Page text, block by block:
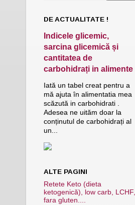
DE ACTUALITATE !
Indicele glicemic,
sarcina glicemică și
cantitatea de
carbohidrați in alimente
Iată un tabel creat pentru a
mă ajuta în alimentatia mea
scăzută in carbohidrati .
Adesea ne uităm doar la
conținutul de carbohidrați al
un...
ALTE PAGINI
Retete Keto (dieta
ketogenică), low carb, LCHF,
fara gluten....